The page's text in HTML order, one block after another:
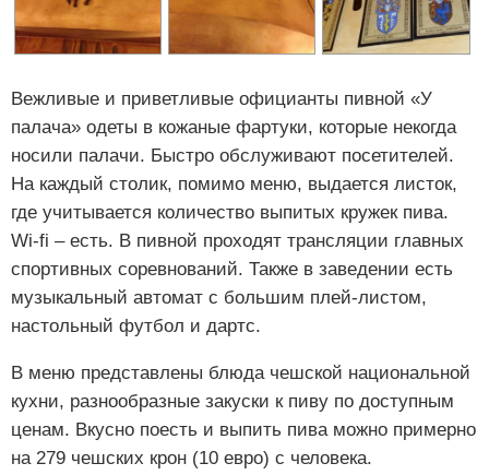
Вежливые и приветливые официанты пивной «У
палача» одеты в кожаные фартуки, которые некогда
носили палачи. Быстро обслуживают посетителей.
На каждый столик, помимо меню, выдается листок,
где учитывается количество выпитых кружек пива.
Wi-fi – есть. В пивной проходят трансляции главных
спортивных соревнований. Также в заведении есть
музыкальный автомат с большим плей-листом,
настольный футбол и дартс.
В меню представлены блюда чешской национальной
кухни, разнообразные закуски к пиву по доступным
ценам. Вкусно поесть и выпить пива можно примерно
на 279 чешских крон (10 евро) с человека.